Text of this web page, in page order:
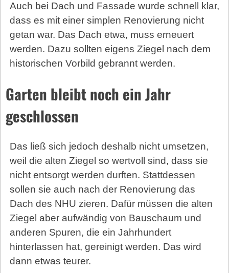
Auch bei Dach und Fassade wurde schnell klar,
dass es mit einer simplen Renovierung nicht
getan war. Das Dach etwa, muss erneuert
werden. Dazu sollten eigens Ziegel nach dem
historischen Vorbild gebrannt werden.
Garten bleibt noch ein Jahr
geschlossen
Das ließ sich jedoch deshalb nicht umsetzen,
weil die alten Ziegel so wertvoll sind, dass sie
nicht entsorgt werden durften. Stattdessen
sollen sie auch nach der Renovierung das
Dach des NHU zieren. Dafür müssen die alten
Ziegel aber aufwändig von Bauschaum und
anderen Spuren, die ein Jahrhundert
hinterlassen hat, gereinigt werden. Das wird
dann etwas teurer.